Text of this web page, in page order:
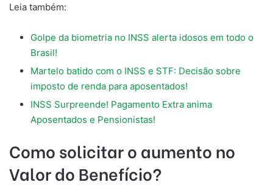
Leia também:
Golpe da biometria no INSS alerta idosos em todo o
Brasil!
Martelo batido com o INSS e STF: Decisão sobre
imposto de renda para aposentados!
INSS Surpreende! Pagamento Extra anima
Aposentados e Pensionistas!
Como solicitar o aumento no
Valor do Benefício?